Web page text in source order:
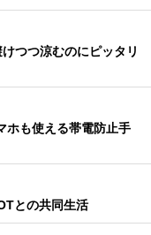
つつ涼むのにピッタリ
ホも使える帯電防止手
との共同生活